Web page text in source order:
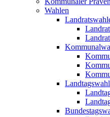
Wahlen